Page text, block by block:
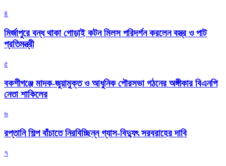
৪
মির্জাপুরে বন্ধ থাকা গোড়াই কটন মিলস পরিদর্শন করলেন বস্ত্র ও পাট
প্রতিমন্ত্রী
৫
বকশীগঞ্জে মাদক-জুয়ামুক্ত ও আধুনিক পৌরসভা গঠনের অঙ্গীকার বিএনপি
নেতা শাকিলের
৬
রপ্তানি শিল্প বাঁচাতে নিরবিচ্ছিন্ন গ্যাস-বিদ্যুৎ সরবরাহের দাবি
৭